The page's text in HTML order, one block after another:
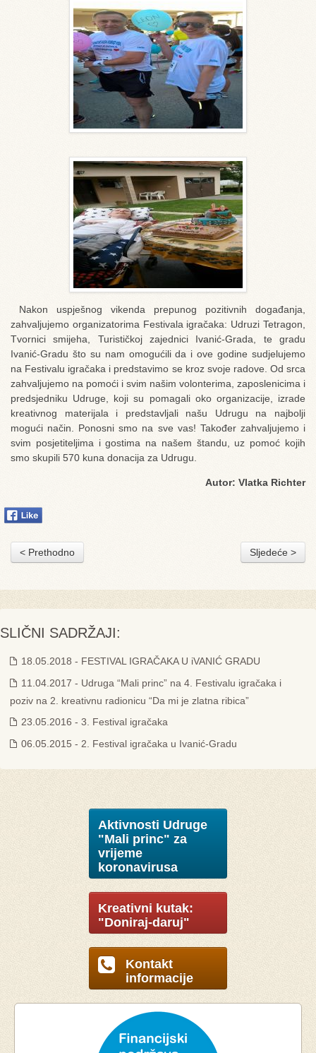
Nakon uspješnog vikenda prepunog pozitivnih događanja,
zahvaljujemo organizatorima Festivala igračaka: Udruzi Tetragon,
Tvornici smijeha, Turističkoj zajednici Ivanić-Grada, te gradu
Ivanić-Gradu što su nam omogućili da i ove godine sudjelujemo
na Festivalu igračaka i predstavimo se kroz svoje radove. Od srca
zahvaljujemo na pomoći i svim našim volonterima, zaposlenicima i
predsjedniku Udruge, koji su pomagali oko organizacije, izrade
kreativnog materijala i predstavljali našu Udrugu na najbolji
mogući način. Ponosni smo na sve vas! Također zahvaljujemo i
svim posjetiteljima i gostima na našem štandu, uz pomoć kojih
smo skupili 570 kuna donacija za Udrugu.
Autor: Vlatka Richter
< Prethodno Sljedeće >
SLIČNI SADRŽAJI:
18.05.2018 - FESTIVAL IGRAČAKA U iVANIĆ GRADU
11.04.2017 - Udruga “Mali princ” na 4. Festivalu igračaka i
poziv na 2. kreativnu radionicu “Da mi je zlatna ribica”
23.05.2016 - 3. Festival igračaka
06.05.2015 - 2. Festival igračaka u Ivanić-Gradu
Aktivnosti Udruge
"Mali princ" za
vrijeme
koronavirusa
Kreativni kutak:
"Doniraj-daruj"
Kontakt
informacije